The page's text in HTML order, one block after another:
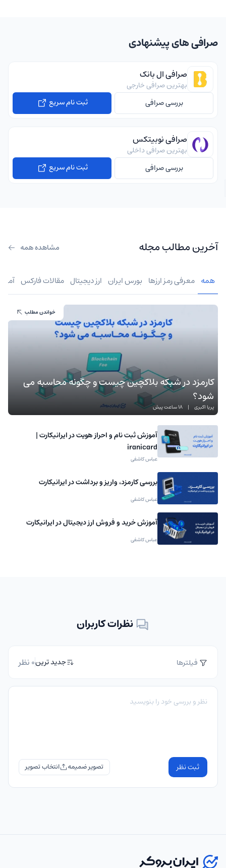
صرافی های پیشنهادی
صرافی ال بانک
بهترین صرافی خارجی
بررسی صرافی
ثبت نام سریع
صرافی نوبیتکس
بهترین صرافی داخلی
بررسی صرافی
ثبت نام سریع
آخرین مطالب مجله مشاهده همه
همه معرفی رمز ارزها بورس ایران ارز دیجیتال مقالات فارکس
کارمزد در شبکه بلاکچین چیست و چگونه محاسبه می
شود؟
پریا اکبری | 18 ساعت پیش
خواندن مطلب
آموزش ثبت نام و احراز هویت در ایرانیکارت |
iranicard
عباس کاشفی
بررسی کارمزد، واریز و برداشت در ایرانیکارت
عباس کاشفی
آموزش خرید و فروش ارز دیجیتال در ایرانیکارت
عباس کاشفی
نظرات کاربران
فیلترها جدید ترین0 نظر
ثبت نظر تصویر ضمیمه